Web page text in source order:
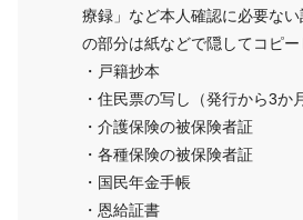
療録」など本人確認に必要な
の部分は紙などで隠してコピー
・戸籍抄本
・住民票の写し（発行から3か
・介護保険の被保険者証
・各種保険の被保険者証
・国民年金手帳
・恩給証書